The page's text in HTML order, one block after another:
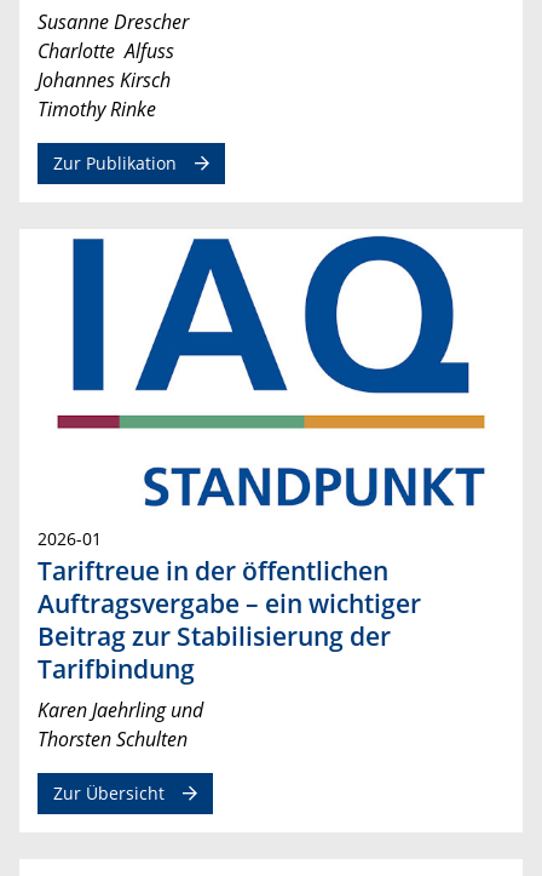
Susanne Drescher
Charlotte Alfuss
Johannes Kirsch
Timothy Rinke
Zur Publikation
2026-01
Tariftreue in der öffentlichen
Auftragsvergabe – ein wichtiger
Beitrag zur Stabilisierung der
Tarifbindung
Karen Jaehrling und
Thorsten Schulten
Zur Übersicht